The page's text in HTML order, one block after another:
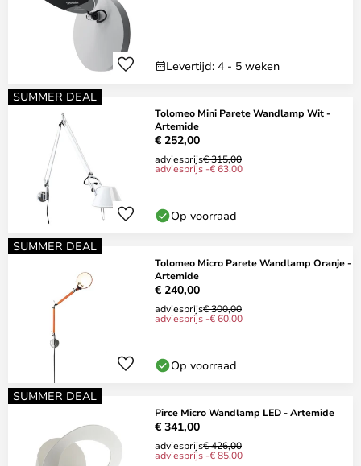
Levertijd: 4 - 5 weken
SUMMER DEAL
Tolomeo Mini Parete Wandlamp Wit -
Artemide
€ 252,00
adviesprijs€ 315,00
adviesprijs -€ 63,00
Op voorraad
SUMMER DEAL
Tolomeo Micro Parete Wandlamp Oranje -
Artemide
€ 240,00
adviesprijs€ 300,00
adviesprijs -€ 60,00
Op voorraad
SUMMER DEAL
Pirce Micro Wandlamp LED - Artemide
€ 341,00
adviesprijs€ 426,00
adviesprijs -€ 85,00